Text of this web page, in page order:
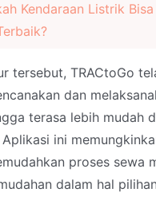
Kendaraan Listrik
tersebut, TRACtoGo
dan
terasa lebih mudah
Aplikasi ini
proses sewa
dalam hal